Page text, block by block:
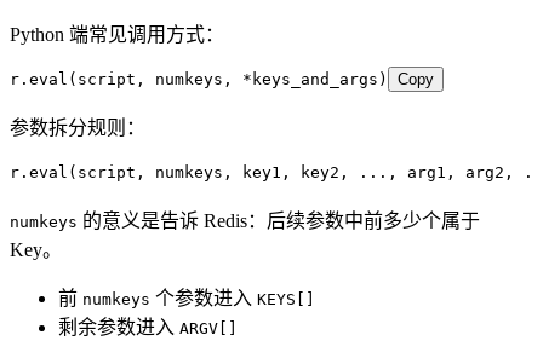
Python 端常见调用方式：
r . eval (script, numkeys, * keys_and_args) Copy
参数拆分规则：
r . eval (script, numkeys, key1, key2, ... , arg1, arg2,
numkeys 的意义是告诉 Redis：后续参数中前多少个属于
Key。
前 numkeys 个参数进入 KEYS[]
剩余参数进入 ARGV[]